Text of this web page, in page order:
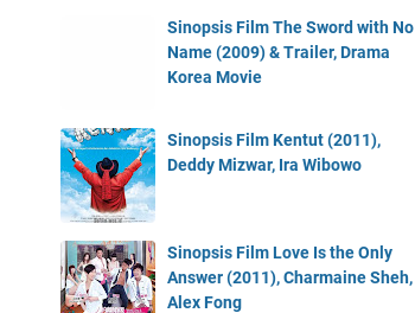
Sinopsis Film The Sword with No
Name (2009) & Trailer, Drama
Korea Movie
Sinopsis Film Kentut (2011),
Deddy Mizwar, Ira Wibowo
Sinopsis Film Love Is the Only
Answer (2011), Charmaine Sheh,
Alex Fong